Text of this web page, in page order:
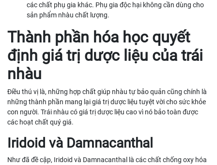
các chất phụ gia khác. Phụ gia độc hại không cần dùng cho
sản phẩm nhàu chất lượng.
Thành phần hóa học quyết
định giá trị dược liệu của trái
nhàu
Điều thú vị là, những hợp chất giúp nhàu tự bảo quản cũng chính là
những thành phần mang lại giá trị dược liệu tuyệt vời cho sức khỏe
con người. Trái nhàu có giá trị dược liệu cao vì nó bảo toàn được
các hoạt chất quý giá.
Iridoid và Damnacanthal
Như đã đề cập, Iridoid và Damnacanthal là các chất chống oxy hóa